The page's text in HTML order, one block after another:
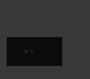
필터